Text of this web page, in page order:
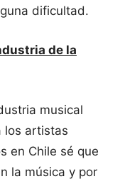
dificultad.
de la
musical
los artistas
en Chile sé que
la música y por